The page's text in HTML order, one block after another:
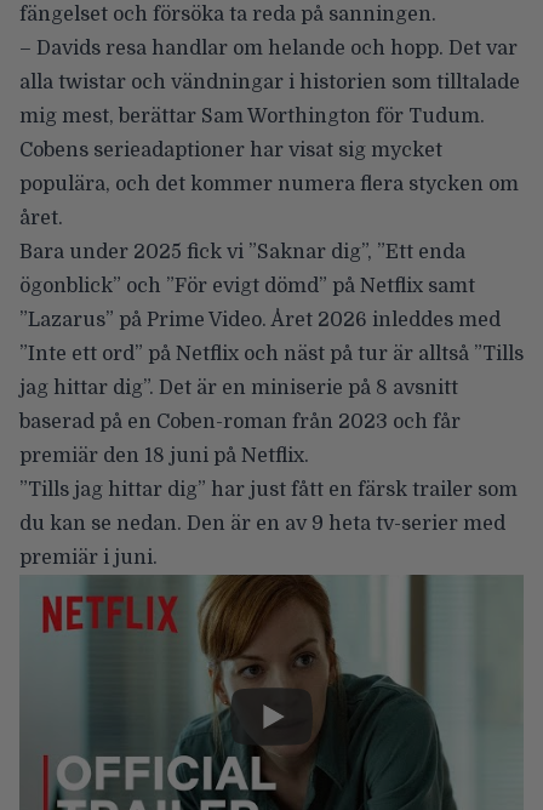
fängelset och försöka ta reda på sanningen.
– Davids resa handlar om helande och hopp. Det var
alla twistar och vändningar i historien som tilltalade
mig mest, berättar Sam Worthington för Tudum.
Cobens serieadaptioner har visat sig mycket
populära, och det kommer numera flera stycken om
året.
Bara under 2025 fick vi ”Saknar dig”, ”Ett enda
ögonblick” och ”För evigt dömd” på Netflix samt
”Lazarus” på Prime Video. Året 2026 inleddes med
”Inte ett ord” på Netflix och näst på tur är alltså ”Tills
jag hittar dig”. Det är en miniserie på 8 avsnitt
baserad på en Coben-roman från 2023 och får
premiär den 18 juni på Netflix.
”Tills jag hittar dig” har just fått en färsk trailer som
du kan se nedan. Den är en av 9 heta tv-serier med
premiär i juni.